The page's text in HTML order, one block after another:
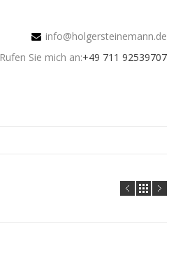
info@holgersteinemann.de
Rufen Sie mich an:+49 711 92539707